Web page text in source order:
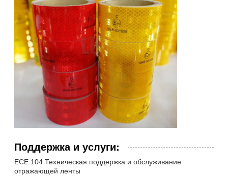
Поддержка и услуги:
ECE 104 Техническая поддержка и обслуживание
отражающей ленты